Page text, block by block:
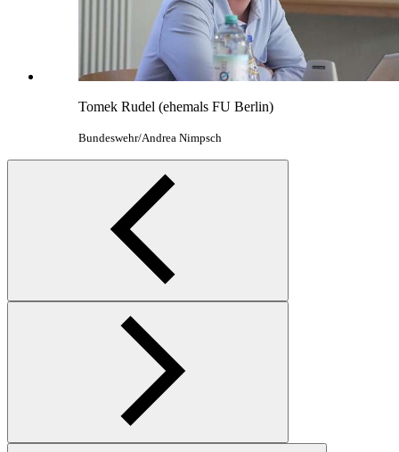
Tomek Rudel (ehemals FU Berlin)
Bundeswehr/Andrea Nimpsch